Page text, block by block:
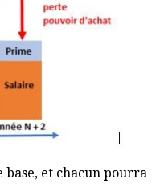
et chacun pourra